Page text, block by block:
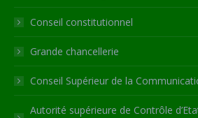
new
window
new
window
new
window
new
window
in
new
Conseil constitutionnel
Grande chancellerie
Conseil Supérieur de la
Autorité supérieure de Contrôle